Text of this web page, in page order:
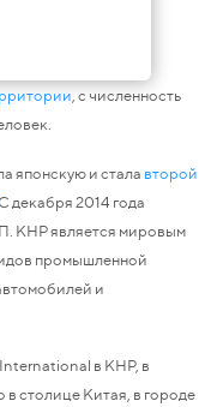
, с численность
японскую и стала второй
С декабря 2014 года
КНР является мировым
промышленной
и
в КНР, в
столице Китая, в городе